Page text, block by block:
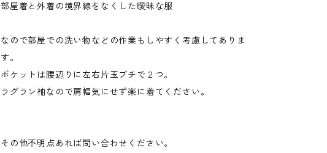
部屋着と外着の境界線をなくした曖昧な服
なので部屋での洗い物などの作業もしやすく考慮してありま
す。
ポケットは腰辺りに左右片玉ブチで２つ。
ラグラン袖なので肩幅気にせず楽に着てください。
その他不明点あれば問い合わせください。